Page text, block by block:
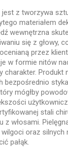
jest z tworzywa
materiałem
wewnętrzna
się z głowy,
przez
w formie nitów
charakter. Produkt
bezpośrednio
mógłby
stali
z włosami.
oraz silnych
pałąk.